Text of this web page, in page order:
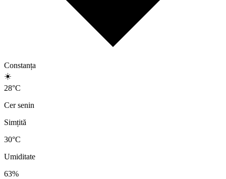
Constanța
☀️
28°C
Cer senin
Simțită
30°C
Umiditate
63%